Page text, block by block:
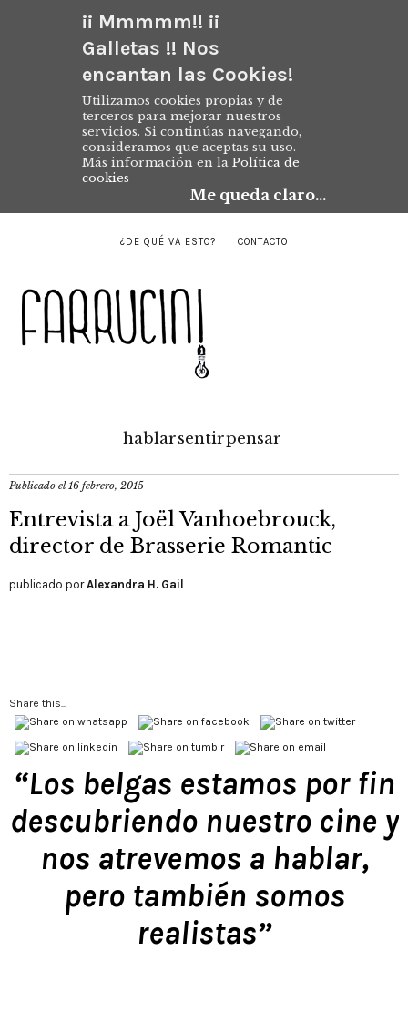
¡¡ Mmmmm!! ¡¡
Galletas !! Nos
encantan las Cookies!
Utilizamos cookies propias y de
terceros para mejorar nuestros
servicios. Si continúas navegando,
consideramos que aceptas su uso.
Más información en la Política de
cookies
Me queda claro...
¿DE QUÉ VA ESTO? CONTACTO
hablarsentirpensar
Publicado el16 febrero, 2015
Entrevista a Joël Vanhoebrouck,
director de Brasserie Romantic
publicado porAlexandra H. Gail
Share this...
“Los belgas estamos por fin
descubriendo nuestro cine y
nos atrevemos a hablar,
pero también somos
realistas”